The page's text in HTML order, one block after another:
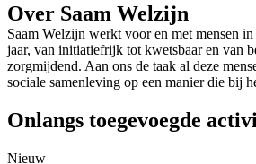
Over Saam Welzijn
Saam Welzijn werkt voor en met mensen
jaar, van initiatiefrijk tot kwetsbaar en van
zorgmijdend. Aan ons de taak al deze
sociale samenleving op een manier die bij
Onlangs toegevoegde
Nieuw